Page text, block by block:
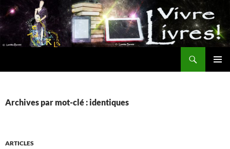
Aller
au
contenu
Archives par mot-clé : identiques
ARTICLES